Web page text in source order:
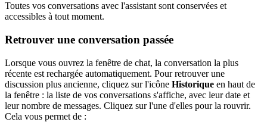
Toutes vos conversations avec l'assistant sont conservées et
accessibles à tout moment.
Retrouver une conversation passée
Lorsque vous ouvrez la fenêtre de chat, la conversation la plus
récente est rechargée automatiquement. Pour retrouver une
discussion plus ancienne, cliquez sur l'icône Historique en haut de
la fenêtre : la liste de vos conversations s'affiche, avec leur date et
leur nombre de messages. Cliquez sur l'une d'elles pour la rouvrir.
Cela vous permet de :